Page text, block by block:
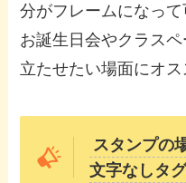
分がフレームになっ
お誕生日会やクラス
立たせたい場面にオス
スタンプの
文字なしタ